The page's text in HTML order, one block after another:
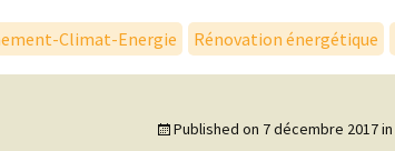
Climat-Energie Rénovation énergétique
Published on 7 décembre 2017in